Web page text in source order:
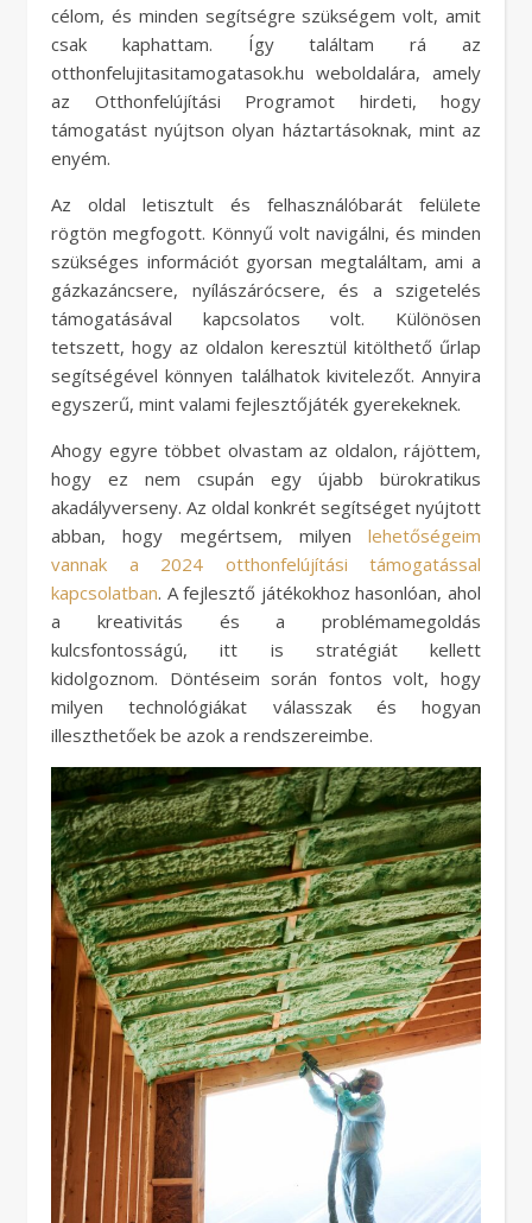
célom, és minden segítségre szükségem volt, amit
csak kaphattam. Így találtam rá az
otthonfelujitasitamogatasok.hu weboldalára, amely
az Otthonfelújítási Programot hirdeti, hogy
támogatást nyújtson olyan háztartásoknak, mint az
enyém.
Az oldal letisztult és felhasználóbarát felülete
rögtön megfogott. Könnyű volt navigálni, és minden
szükséges információt gyorsan megtaláltam, ami a
gázkazáncsere, nyílászárócsere, és a szigetelés
támogatásával kapcsolatos volt. Különösen
tetszett, hogy az oldalon keresztül kitölthető űrlap
segítségével könnyen találhatok kivitelezőt. Annyira
egyszerű, mint valami fejlesztőjáték gyerekeknek.
Ahogy egyre többet olvastam az oldalon, rájöttem,
hogy ez nem csupán egy újabb bürokratikus
akadályverseny. Az oldal konkrét segítséget nyújtott
abban, hogy megértsem, milyen lehetőségeim
vannak a 2024 otthonfelújítási támogatással
kapcsolatban. A fejlesztő játékokhoz hasonlóan, ahol
a kreativitás és a problémamegoldás
kulcsfontosságú, itt is stratégiát kellett
kidolgoznom. Döntéseim során fontos volt, hogy
milyen technológiákat válasszak és hogyan
illeszthetőek be azok a rendszereimbe.